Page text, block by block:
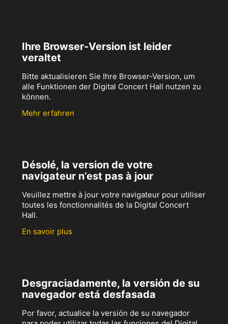
Ihre Browser-Version ist leider
veraltet
Bitte aktualisieren Sie Ihre Browser-Version, um
alle Funktionen der Digital Concert Hall nutzen zu
können.
Mehr erfahren
Désolé, la version de votre
navigateur n’est pas à jour
Veuillez mettre à jour votre navigateur pour utiliser
toutes les fonctionnalités de la Digital Concert
Hall.
En savoir plus
Desgraciadamente, la versión de su
navegador está desfasada
Por favor, actualice la versión de su navegador